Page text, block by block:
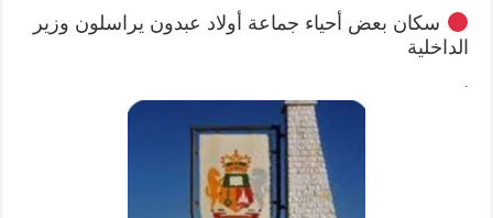
سكان بعض أحياء جماعة أولاد عبدون يراسلون وزير
الداخلية
.